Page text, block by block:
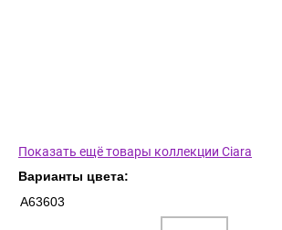
Показать ещё товары коллекции Ciara
Варианты цвета:
A63603